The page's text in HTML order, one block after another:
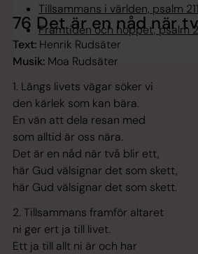
Tillsammans i världen, psalm
Framtiden och hoppet, psalm
76 Det är en nåd när
Text: Henrik Rudsäter
Musik: Moa Rudsäter
1. Längs livets vägar söker vi
den kärlek som kan bära.
En vän att dela resan med
som alltid är oss nära.
Det är en nåd när två blir ett,
här Gud välsignar det som skett,
här Gud välsignar det som skett.
2. Tillsammans framför altaret
ni ger ert ja till livet.
Ett ja till allt ni är och har